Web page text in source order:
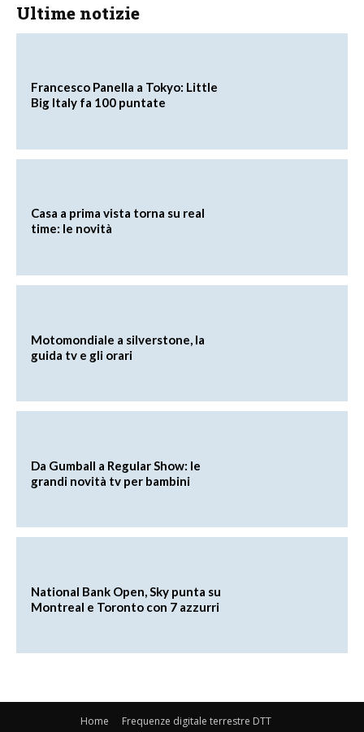
Ultime notizie
Francesco Panella a Tokyo: Little
Big Italy fa 100 puntate
Casa a prima vista torna su real
time: le novità
Motomondiale a silverstone, la
guida tv e gli orari
Da Gumball a Regular Show: le
grandi novità tv per bambini
National Bank Open, Sky punta su
Montreal e Toronto con 7 azzurri
Home
Frequenze digitale terrestre DTT